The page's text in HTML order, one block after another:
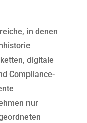
in denen
digitale
Compliance-
nur